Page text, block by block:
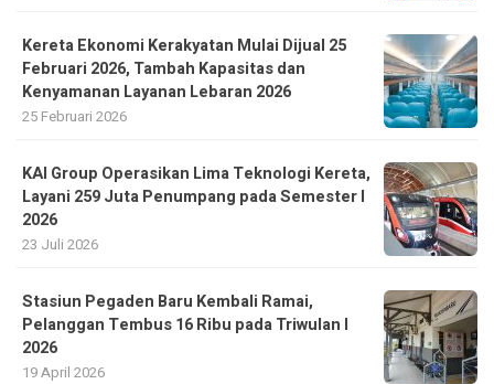
Kereta Ekonomi Kerakyatan Mulai Dijual 25
Februari 2026, Tambah Kapasitas dan
Kenyamanan Layanan Lebaran 2026
25 Februari 2026
KAI Group Operasikan Lima Teknologi Kereta,
Layani 259 Juta Penumpang pada Semester I
2026
23 Juli 2026
Stasiun Pegaden Baru Kembali Ramai,
Pelanggan Tembus 16 Ribu pada Triwulan I
2026
19 April 2026